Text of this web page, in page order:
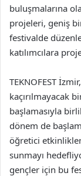
buluşmalarına
projeleri, geniş
festivalde
katılımcılara
TEKNOFEST
kaçırılmayacak
başlamasıyla
dönem de
öğretici
sunmayı
gençler için bu